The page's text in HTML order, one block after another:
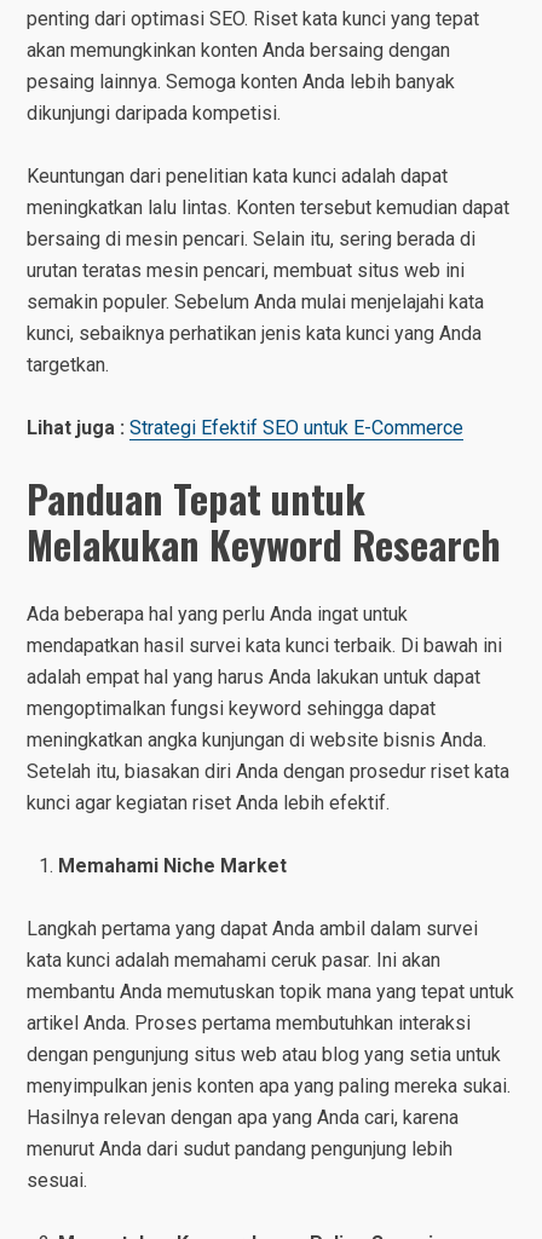
penting dari optimasi SEO. Riset kata kunci yang tepat
akan memungkinkan konten Anda bersaing dengan
pesaing lainnya. Semoga konten Anda lebih banyak
dikunjungi daripada kompetisi.
Keuntungan dari penelitian kata kunci adalah dapat
meningkatkan lalu lintas. Konten tersebut kemudian dapat
bersaing di mesin pencari. Selain itu, sering berada di
urutan teratas mesin pencari, membuat situs web ini
semakin populer. Sebelum Anda mulai menjelajahi kata
kunci, sebaiknya perhatikan jenis kata kunci yang Anda
targetkan.
Lihat juga :Strategi Efektif SEO untuk E-Commerce
Panduan Tepat untuk
Melakukan Keyword Research
Ada beberapa hal yang perlu Anda ingat untuk
mendapatkan hasil survei kata kunci terbaik. Di bawah ini
adalah empat hal yang harus Anda lakukan untuk dapat
mengoptimalkan fungsi keyword sehingga dapat
meningkatkan angka kunjungan di website bisnis Anda.
Setelah itu, biasakan diri Anda dengan prosedur riset kata
kunci agar kegiatan riset Anda lebih efektif.
Memahami Niche Market
Langkah pertama yang dapat Anda ambil dalam survei
kata kunci adalah memahami ceruk pasar. Ini akan
membantu Anda memutuskan topik mana yang tepat untuk
artikel Anda. Proses pertama membutuhkan interaksi
dengan pengunjung situs web atau blog yang setia untuk
menyimpulkan jenis konten apa yang paling mereka sukai.
Hasilnya relevan dengan apa yang Anda cari, karena
menurut Anda dari sudut pandang pengunjung lebih
sesuai.